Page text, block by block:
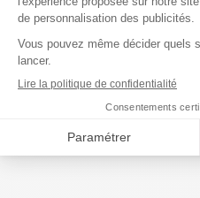
Cergy
Cormeilles En Parisis
Courdimanche
Deuil La Barre
Franconville